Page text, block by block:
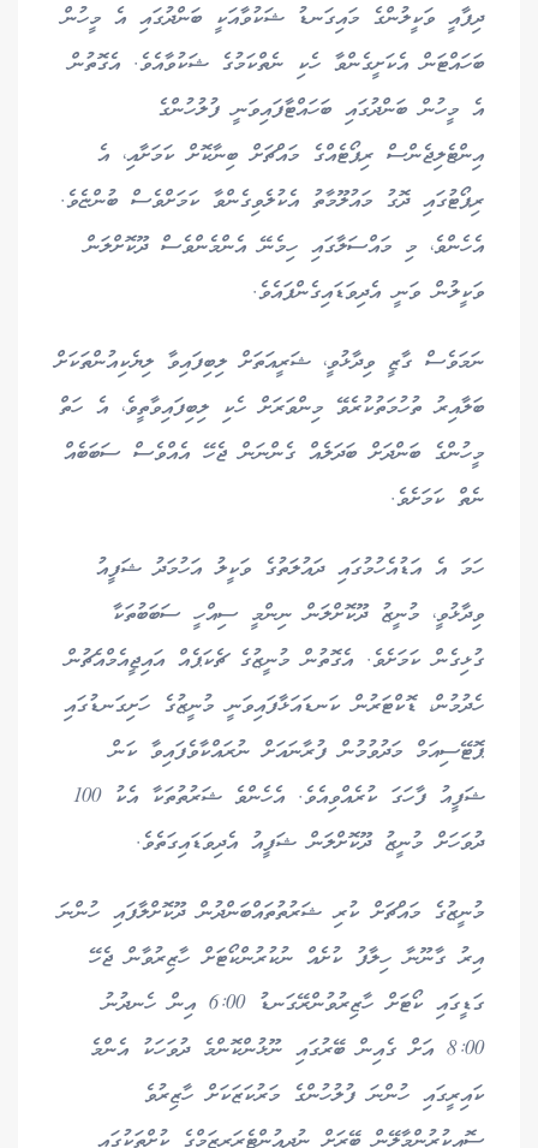
ދިފާއީ ވަކީލުންގެ މައިގަނޑު ޝަކުވާއަކީ ބަންދުގައި އެ މީހުން
ބަހައްޓަން އެކަށީގެންވާ ހެކި ނެތްކަމުގެ ޝަކުވާއެވެ. އެގޮތުން
އެ މީހުން ބަންދުގައި ބަހައްޓާފައިވަނީ ފުލުހުންގެ
އިންޓެލިޖެންސް ރިޕޯޓެއްގެ މައްޗަށް ބިނާކޮށް ކަމަށާއި، އެ
ރިޕޯޓުގައި ދޮގު މައުލޫމާތު އެކުލެވިގެންވާ ކަމަށްވެސް ބުންޏެވެ.
އެހެންވެ، މި މައްސަލާގައި ހިމެނޭ އެންމެންވެސް ދޫކޮށްލަން
ވަކީލުން ވަނީ އެދިވަޑައިގެންފައެވެ.
ނަމަވެސް ގާޒީ ވިދާޅުވީ، ޝަރީއަތަށް ލިބިފައިވާ ލިޔެކިއުންތަކަށް
ބަލާއިރު ތުހުމަތުކުރެވޭ މިންވަރަށް ހެކި ލިބިފައިވާތީވެ، އެ ހަތް
މީހުންގެ ބަންދަށް ބަދަލެއް ގެންނަން ޖެހޭ އެއްވެސް ސަބަބެއް
ނެތް ކަމަށެވެ.
ހަމަ އެ އަޑުއެހުމުގައި ދައުލަތުގެ ވަކީލު އަހުމަދު ޝަފީއު
ވިދާޅުވީ، މުނީޒު ދޫކޮށްލަން ނިންމީ ސިއްހީ ސަބަބުތަކާ
ގުޅިގެން ކަމަށެވެ. އެގޮތުން މުނީޒުގެ ޗެކަޕެއް އައިޖީއެމްއެޗުން
ހެދުމުން، ޑޮކްޓަރުން ކަނޑައަޅާފައިވަނީ މުނީޒުގެ ހަށިގަނޑުގައި
ޕޮޓޭސިއަމް މަދުވުމުން ފުރާނައަށް ނުރައްކާވެފައިވާ ކަން
ޝަފީއު ފާހަގަ ކުރެއްވިއެވެ. އެހެންވެ ޝަރުތުތަކާ އެކު 100
ދުވަހަށް މުނީޒު ދޫކޮށްލަން ޝަފީއު އެދިވަޑައިގަތެވެ.
މުނީޒުގެ މައްޗަށް ކުރި ޝަރުތުތައްބަންދުން ދޫކޮށްލާފައި ހުންނަ
އިރު ގާނޫނާ ހިލާފު ކުށެއް ނުކުރުންކޯޓަށް ހާޒިރުވާން ޖެހޭ
ގަޑީގައި ކޯޓަށް ހާޒިރުވުންރޭގަނޑު 6:00 އިން ހެނދުނު
8:00 އަށް ގެއިން ބޭރުގައި ނޫޅުންކޮންމެ ދުވަހަކު އެންމެ
ކައިރީގައި ހުންނަ ފުލުހުންގެ މަރުކަޒަކަށް ހާޒިރުވެ
ސޮއިކުރުންމާލޭން ބޭރަށް ނުދިއުންޓެރަރިޒަމްގެ ކުށްތަކުގައި